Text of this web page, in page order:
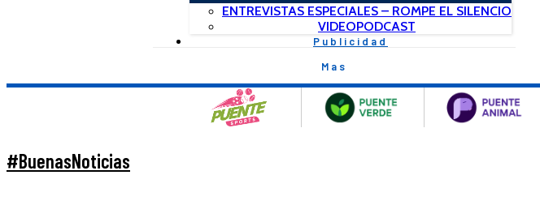
ENTREVISTAS ESPECIALES – ROMPE EL SILENCIO
VIDEOPODCAST
Publicidad
Mas
#BuenasNoticias